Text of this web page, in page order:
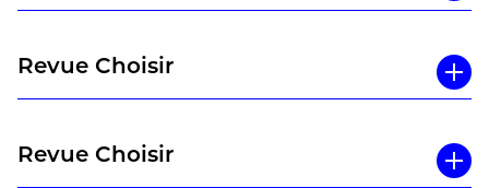
Revue Choisir
Revue Choisir